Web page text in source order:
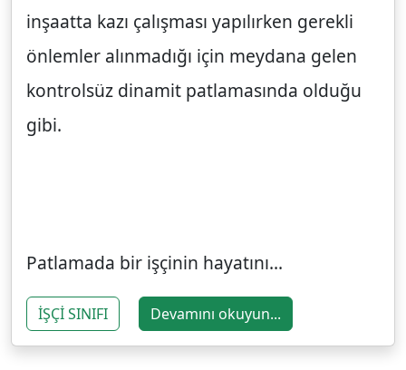
inşaatta kazı çalışması yapılırken gerekli
önlemler alınmadığı için meydana gelen
kontrolsüz dinamit patlamasında olduğu
gibi.
Patlamada bir işçinin hayatını...
İŞÇİ SINIFI Devamını okuyun...